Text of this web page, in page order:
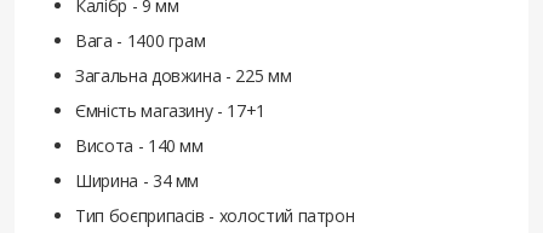
Калібр - 9 мм
Вага - 1400 грам
Загальна довжина - 225 мм
Ємність магазину - 17+1
Висота - 140 мм
Ширина - 34 мм
Тип боєприпасів - холостий патрон